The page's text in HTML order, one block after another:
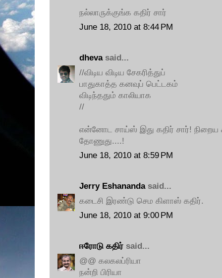
நல்லாருக்குங்க கதிர் சார்
June 18, 2010 at 8:44 PM
dhevasaid...
//விடிய விடிய சேகரித்துப்
பாதுகாத்த கனவுப் பெட்டகம்
விடிந்ததும் காலியாக
//
என்னோட சாய்ஸ் இது கதிர் சார்! நிறைய
தோணுது....!
June 18, 2010 at 8:59 PM
Jerry Eshanandasaid...
கடைசி இரண்டு செம கிளாஸ் கதிர்.
June 18, 2010 at 9:00 PM
ஈரோடு கதிர் said...
@@ கலகலப்ரியா
நன்றி பிரியா